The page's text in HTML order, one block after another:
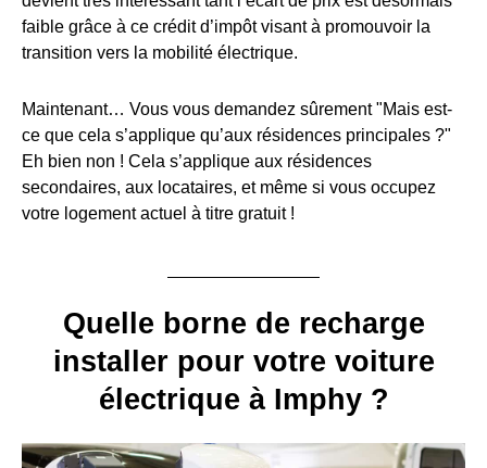
faible grâce à ce crédit d’impôt visant à promouvoir la
transition vers la mobilité électrique.
Maintenant… Vous vous demandez sûrement "Mais est-
ce que cela s’applique qu’aux résidences principales ?"
Eh bien non ! Cela s’applique aux résidences
secondaires, aux locataires, et même si vous occupez
votre logement actuel à titre gratuit !
Quelle borne de recharge
installer pour votre voiture
électrique à Imphy ?